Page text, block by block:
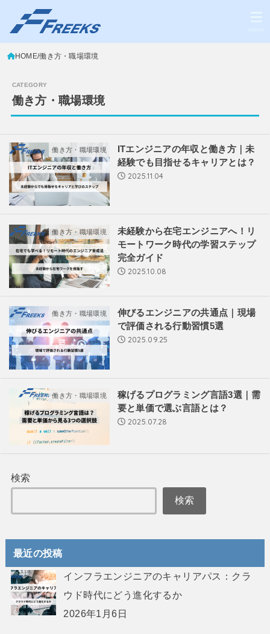
HOME 働き方・職場環境
働き方・職場環境
働き方・職場環境
ITエンジニアの年収と働き方｜未
経験でも目指せるキャリアとは？
2025.11.04
働き方・職場環境
未経験から在宅エンジニアへ！リ
モートワーク時代の学習ステップ
完全ガイド
2025.10.08
働き方・職場環境
伸びるエンジニアの共通点｜現場
で評価される行動習慣5選
2025.09.25
働き方・職場環境
稼げるプログラミング言語3選｜需
要と単価で選ぶ言語とは？
2025.07.28
検索
検索
最近の投稿
インフラエンジニアのキャリアパス：クラ
ウド時代にどう進化するか
2026年1月6日